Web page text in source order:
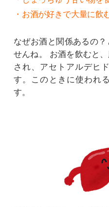
・お酒が好きで大量に飲
なぜお酒と関係あるの
せんね。
お酒を飲むと
され、アセトアルデヒ
す。このときに使われ
す。